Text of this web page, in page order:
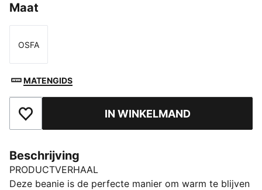
Maat
Maat
OSFA
MATENGIDS
Toegevoegd aan favorietenIN WINKELMAND
Beschrijving
PRODUCTVERHAAL
Deze beanie is de perfecte manier om warm te blijven